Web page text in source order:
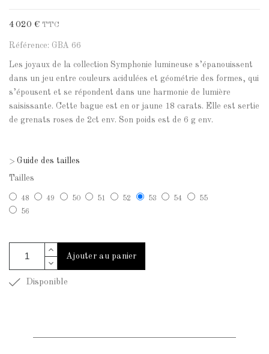
4 020 € TTC
Référence: GBA 66
Les joyaux de la collection Symphonie lumineuse s’épanouissent
dans un jeu entre couleurs acidulées et géométrie des formes, qui
s’épousent et se répondent dans une harmonie de lumière
saisissante. Cette bague est en or jaune 18 carats. Elle est sertie
de grenats roses de 2ct env. Son poids est de 6 g env.
> Guide des tailles
Tailles
48 49 50 51 52 53 54
55
56
Ajouter au panier
Disponible